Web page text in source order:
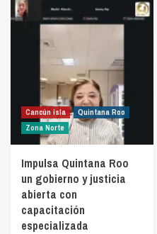
Cancún isla
Quintana Roo
Zona Norte
Impulsa Quintana Roo
un gobierno y justicia
abierta con
capacitación
especializada